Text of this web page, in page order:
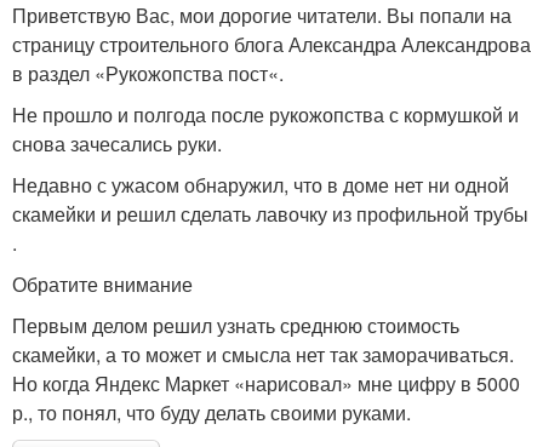
Приветствую Вас, мои дорогие читатели. Вы попали на
страницу строительного блога Александра Александрова
в раздел «Рукожопства пост«.
Не прошло и полгода после рукожопства с кормушкой и
снова зачесались руки.
Недавно с ужасом обнаружил, что в доме нет ни одной
скамейки и решил сделать лавочку из профильной трубы
.
Обратите внимание
Первым делом решил узнать среднюю стоимость
скамейки, а то может и смысла нет так заморачиваться.
Но когда Яндекс Маркет «нарисовал» мне цифру в 5000
р., то понял, что буду делать своими руками.